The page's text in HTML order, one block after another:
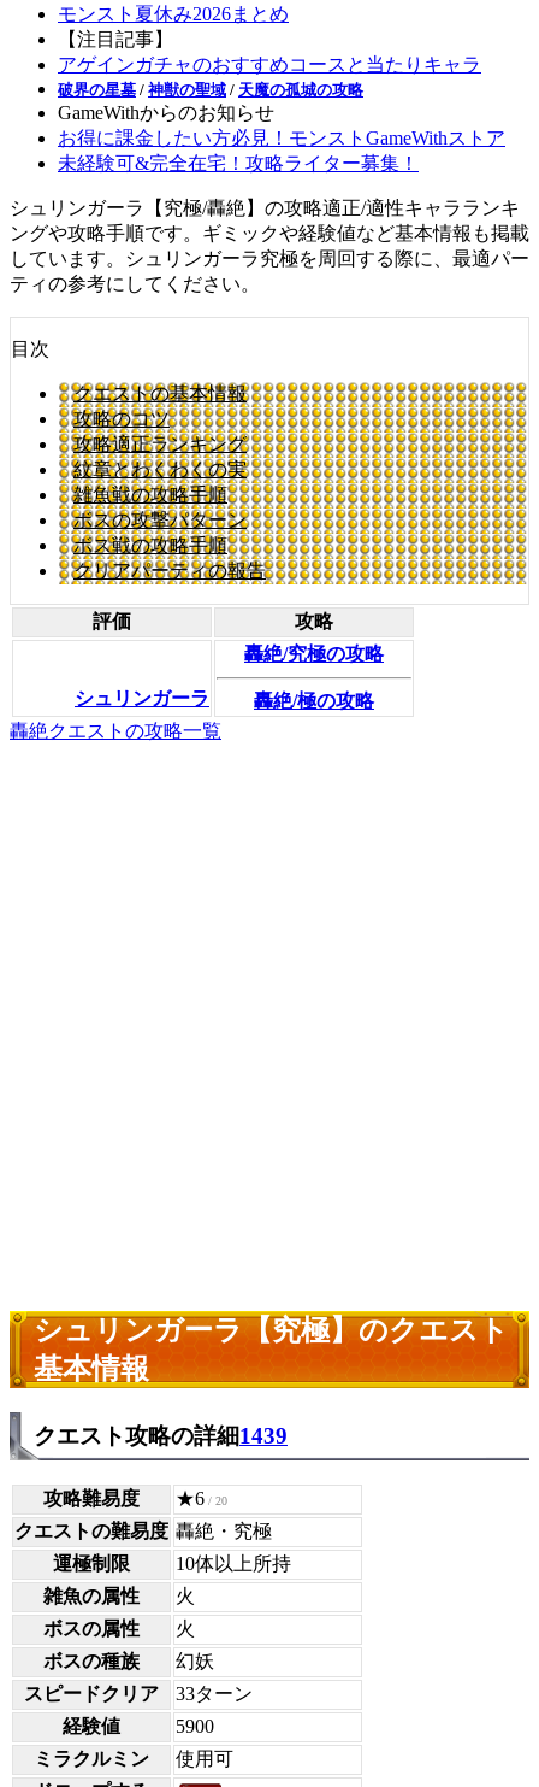
モンスト夏休み2026まとめ
【注目記事】
アゲインガチャのおすすめコースと当たりキャラ
破界の星墓 / 神獣の聖域 / 天魔の孤城の攻略
GameWithからのお知らせ
お得に課金したい方必見！モンストGameWithストア
未経験可&完全在宅！攻略ライター募集！
シュリンガーラ【究極/轟絶】の攻略適正/適性キャラランキ
ングや攻略手順です。ギミックや経験値など基本情報も掲載
しています。シュリンガーラ究極を周回する際に、最適パー
ティの参考にしてください。
目次
クエストの基本情報
攻略のコツ
攻略適正ランキング
紋章とわくわくの実
雑魚戦の攻略手順
ボスの攻撃パターン
ボス戦の攻略手順
クリアパーティの報告
評価 攻略
シュリンガーラ
轟絶/究極の攻略
轟絶/極の攻略
轟絶クエストの攻略一覧
シュリンガーラ【究極】のクエスト
基本情報
クエスト攻略の詳細1439
攻略難易度 ★6 / 20
クエストの難易度 轟絶・究極
運極制限
10体以上所持
雑魚の属性
火
ボスの属性
火
ボスの種族
幻妖
スピードクリア
33ターン
経験値
5900
ミラクルミン
使用可